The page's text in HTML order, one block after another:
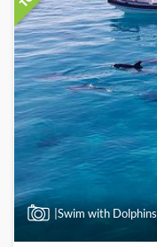
|Swim with Dolphins